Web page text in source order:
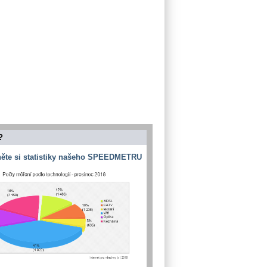
si statistiky našeho SPEEDMETRU